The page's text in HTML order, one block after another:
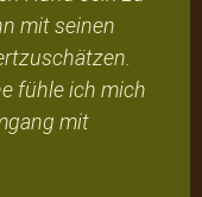
mit seinen
fühle ich mich
mit